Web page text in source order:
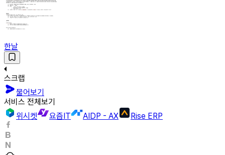
한날
스크랩
물어보기
서비스 전체보기
위시켓
요즘IT AIDP - AX Rise ERP